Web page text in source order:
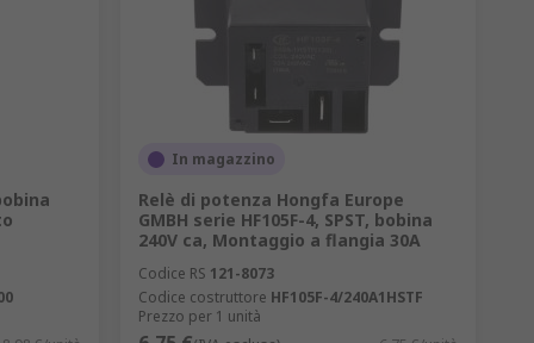
In magazzino
Relè di potenza Hongfa Europe
GMBH serie HF105F-4, SPST, bobina
240V ca, Montaggio a flangia 30A
Codice RS 121-8073
Codice costruttore HF105F-4/240A1HSTF
Prezzo per 1 unità